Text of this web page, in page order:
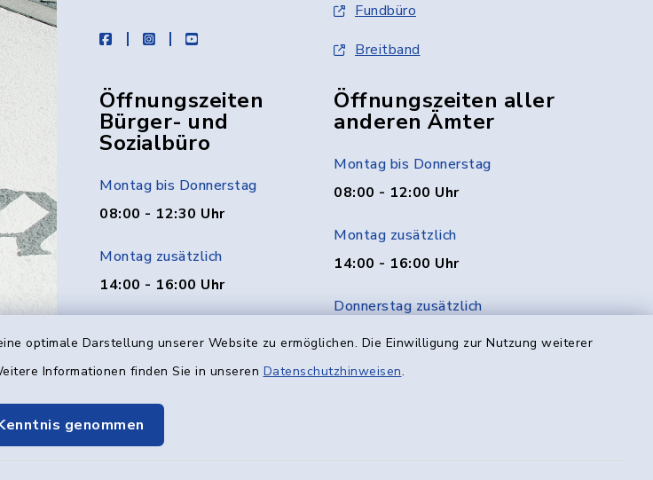
optimale Darstellung unserer Website zu ermöglichen. Die Einwilligung zur Nutzung weiterer
Informationen finden Sie in unseren Datenschutzhinweisen.
genommen
facebookinstagramyoutube
Fundbüro
Breitband
Öffnungszeiten
Bürger- und
Sozialbüro
Montag bis Donnerstag
08:00 - 12:30 Uhr
Montag zusätzlich
14:00 - 16:00 Uhr
14:00 - 18:00 Uhr
08:00 - 12:00 Uhr
Öffnungszeiten aller
anderen Ämter
Montag bis Donnerstag
08:00 - 12:00 Uhr
Montag zusätzlich
14:00 - 16:00 Uhr
Donnerstag zusätzlich
14:00 - 18:00 Uhr
Freitag